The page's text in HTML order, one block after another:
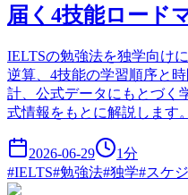
届く4技能ロード
IELTSの勉強法を独学向け
逆算、4技能の学習順序と
計、公式データにもとづく
式情報をもとに解説します。
2026-06-29 1分
#IELTS#勉強法#独学#スケ